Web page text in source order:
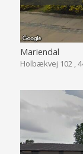
Mariendal
Holbækvej 102 ,